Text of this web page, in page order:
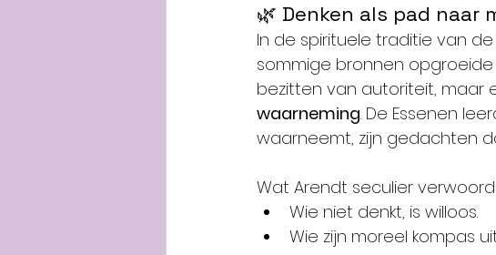
🌿 Denken als pad naar
In de spirituele traditie van
sommige bronnen
bezitten van autoriteit, maar
waarneming. De Essenen
waarneemt, zijn gedachten
Wat Arendt seculier
Wie niet denkt, is willoos.
Wie zijn moreel kompas